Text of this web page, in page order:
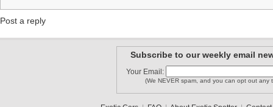
Post a reply
Subscribe to our weekly email
Your Email:
(We NEVER spam, and you can opt out any